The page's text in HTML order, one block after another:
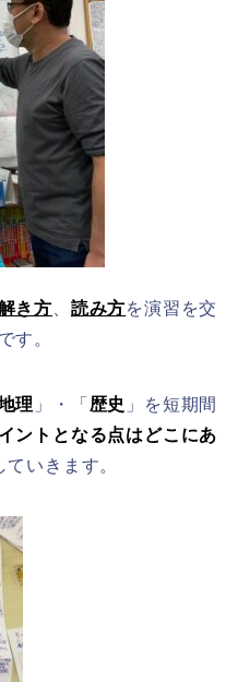
き方 読み方を演習を交
す。
理 」・「 歴史 」を短期間
ントとなる点はどこにあ
いきます。